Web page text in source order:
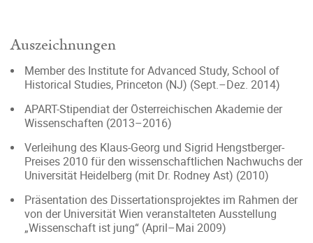
Auszeichnungen
Member des Institute for Advanced Study, School of
Historical Studies, Princeton (NJ) (Sept.–Dez. 2014)
APART-Stipendiat der Österreichischen Akademie der
Wissenschaften (2013–2016)
Verleihung des Klaus-Georg und Sigrid Hengstberger-
Preises 2010 für den wissenschaftlichen Nachwuchs der
Universität Heidelberg (mit Dr. Rodney Ast) (2010)
Präsentation des Dissertationsprojektes im Rahmen der
von der Universität Wien veranstalteten Ausstellung
„Wissenschaft ist jung“ (April–Mai 2009)